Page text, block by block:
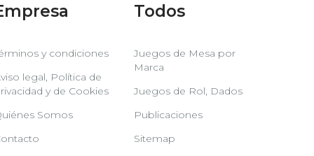
y condiciones
legal, Política de
y de Cookies
Somos
Todos
Juegos de Mesa por
Marca
Juegos de Rol, Dados
Publicaciones
Sitemap